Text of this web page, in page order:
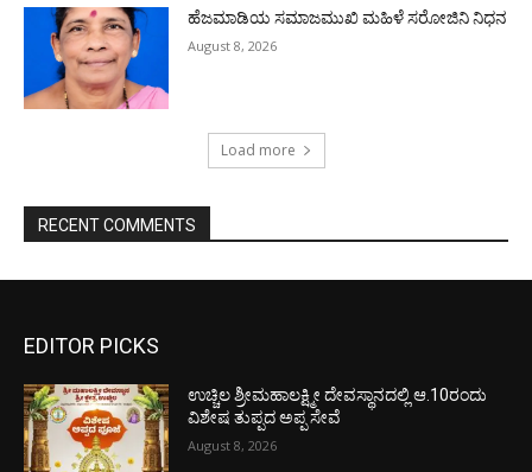
ಹೆಜಮಾಡಿಯ ಸಮಾಜಮುಖಿ ಮಹಿಳೆ ಸರೋಜಿನಿ ನಿಧನ
August 8, 2026
Load more
RECENT COMMENTS
EDITOR PICKS
ಉಚ್ಚಿಲ ಶ್ರೀಮಹಾಲಕ್ಷ್ಮೀ ದೇವಸ್ಥಾನದಲ್ಲಿ ಆ.10ರಂದು
ವಿಶೇಷ ತುಪ್ಪದ ಅಪ್ಪ ಸೇವೆ
August 8, 2026